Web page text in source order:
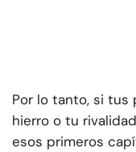
Por lo tanto, si tus
hierro o tu
esos primeros